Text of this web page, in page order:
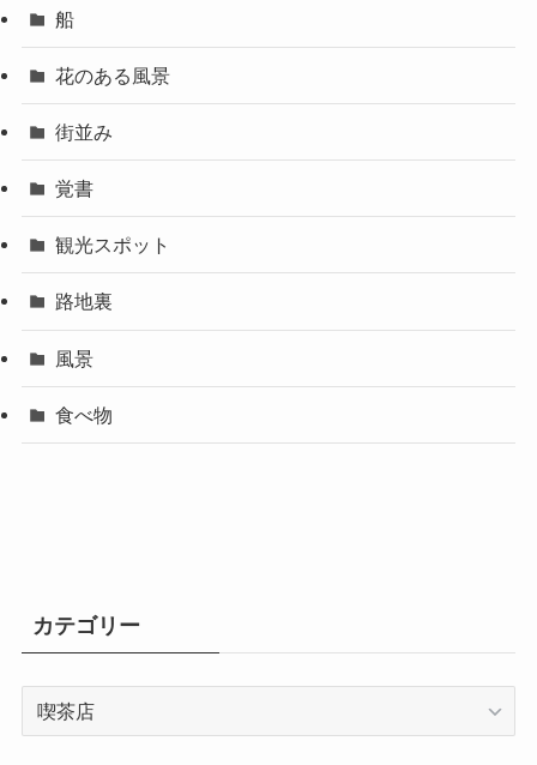
船
花のある風景
街並み
覚書
観光スポット
路地裏
風景
食べ物
カテゴリー
カ